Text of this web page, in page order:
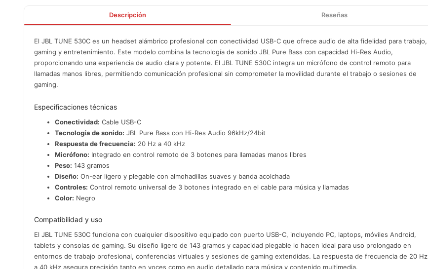
Descripción Reseñas
El JBL TUNE 530C es un headset alámbrico profesional con conectividad USB-C que ofrece audio de alta fidelidad para trabajo,
gaming y entretenimiento. Este modelo combina la tecnología de sonido JBL Pure Bass con capacidad Hi-Res Audio,
proporcionando una experiencia de audio clara y potente. El JBL TUNE 530C integra un micrófono de control remoto para
llamadas manos libres, permitiendo comunicación profesional sin comprometer la movilidad durante el trabajo o sesiones de
gaming.
Especificaciones técnicas
Conectividad: Cable USB-C
Tecnología de sonido: JBL Pure Bass con Hi-Res Audio 96kHz/24bit
Respuesta de frecuencia: 20 Hz a 40 kHz
Micrófono: Integrado en control remoto de 3 botones para llamadas manos libres
Peso: 143 gramos
Diseño: On-ear ligero y plegable con almohadillas suaves y banda acolchada
Controles: Control remoto universal de 3 botones integrado en el cable para música y llamadas
Color: Negro
Compatibilidad y uso
El JBL TUNE 530C funciona con cualquier dispositivo equipado con puerto USB-C, incluyendo PC, laptops, móviles Android,
tablets y consolas de gaming. Su diseño ligero de 143 gramos y capacidad plegable lo hacen ideal para uso prolongado en
entornos de trabajo profesional, conferencias virtuales y sesiones de gaming extendidas. La respuesta de frecuencia de 20 Hz
a 40 kHz asegura precisión tanto en voces como en audio detallado para música y contenido multimedia.